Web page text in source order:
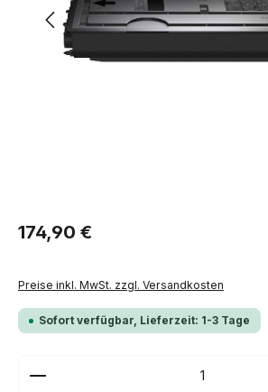
Regulärer Preis:
174,90 €
Preise inkl. MwSt. zzgl. Versandkosten
Sofort verfügbar, Lieferzeit: 1-3 Tage
Produkt Anzahl: Gib den